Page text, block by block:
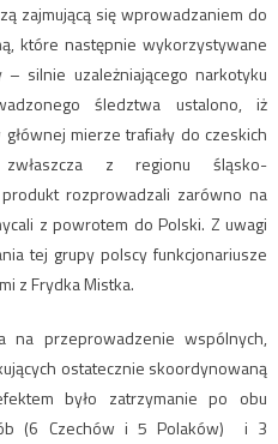
zajmującą się wprowadzaniem do
które następnie wykorzystywane
silnie uzależniającego narkotyku
śledztwa ustalono, iż
mierze trafiały do czeskich
zwłaszcza z regionu śląsko-
rozprowadzali zarówno na
z powrotem do Polski. Z uwagi
tej grupy polscy funkcjonariusze
z Frydka Mistka.
na przeprowadzenie wspólnych,
ostatecznie skoordynowaną
było zatrzymanie po obu
(6 Czechów i 5 Polaków) i 3